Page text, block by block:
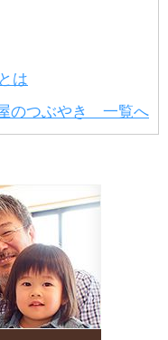
は
のつぶやき 一覧へ